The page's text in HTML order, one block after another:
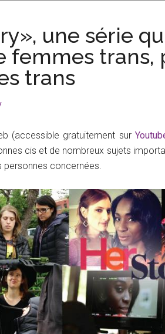
une série
femmes trans,
trans
(accessible gratuitement sur
cis et de nombreux sujets
personnes concernées.